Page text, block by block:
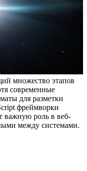
множество этапов
современные
для разметки
фреймворки
важную роль в веб-
между системами.